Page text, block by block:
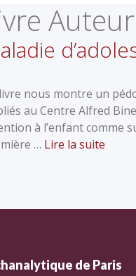
nous montre un
au Centre Alfred
à l’enfant comme
… Lire la suite
de Paris